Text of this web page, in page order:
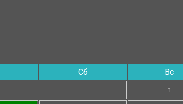
Сб Вс
1